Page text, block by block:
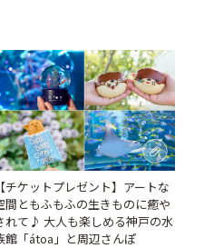
【チケットプレゼント】アートな
間ともふもふの生きものに癒や
れて♪ 大人も楽しめる神戸の水
館「átoa」と周辺さんぽ